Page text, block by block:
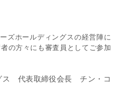
ズホールディングスの経営陣に
の方々にも審査員としてご参加
ス 代表取締役会長 チン・コ